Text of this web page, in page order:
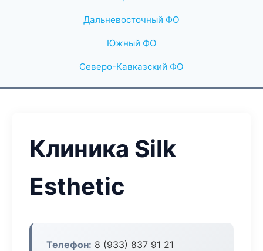
Дальневосточный ФО
Южный ФО
Северо-Кавказский ФО
Клиника Silk
Esthetic
Телефон: 8 (933) 837 91 21